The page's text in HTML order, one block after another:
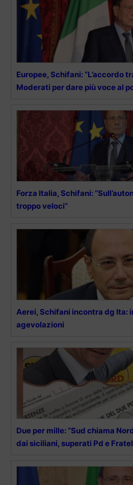
Europee, Schifani: “L’accordo
Moderati per dare più voce al
Forza Italia, Schifani:
troppo veloci”
Aerei, Schifani incontra dg Ita:
agevolazioni
Due per mille: “Sud chiama
dai siciliani, superati Pd e